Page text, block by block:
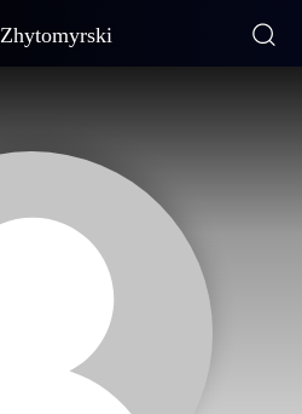
Zhytomyrski